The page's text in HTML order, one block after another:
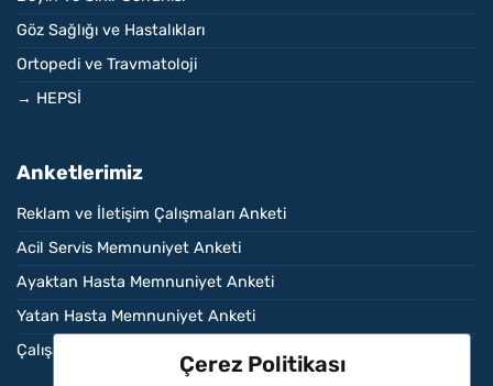
Göz Sağlığı ve Hastalıkları
Ortopedi ve Travmatoloji
→ HEPSİ
Anketlerimiz
Reklam ve İletişim Çalışmaları Anketi
Acil Servis Memnuniyet Anketi
Ayaktan Hasta Memnuniyet Anketi
Yatan Hasta Memnuniyet Anketi
Çalışan Memnuniyet Anketi
Çerez Politikası